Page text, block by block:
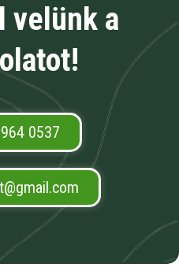
velünk a
0537